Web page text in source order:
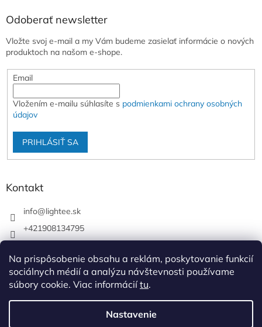
Na prispôsobenie obsahu a reklám, poskytovanie funkcií
sociálnych médií a analýzu návštevnosti používame
súbory cookie. Viac informáciítu.
Nastavenie
Odoberať newsletter
Vložte svoj e-mail a my Vám budeme zasielať informácie o nových
produktoch na našom e-shope.
Email
Vložením e-mailu súhlasíte s podmienkami ochrany osobných
údajov
PRIHLÁSIŤ SA
Kontakt
info@lightee.sk
+421908134795
lightee.sk